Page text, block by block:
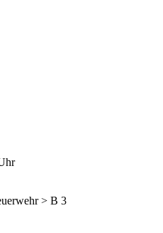
> B 3